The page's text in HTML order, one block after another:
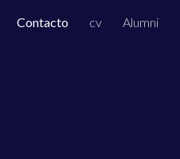
Skip to main content
Contacto cv Alumni